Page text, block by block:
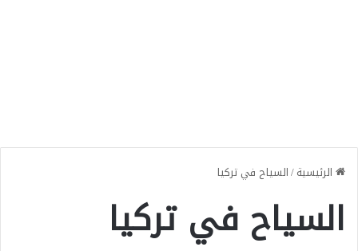
الرئيسية/السياح في تركيا
السياح في تركيا